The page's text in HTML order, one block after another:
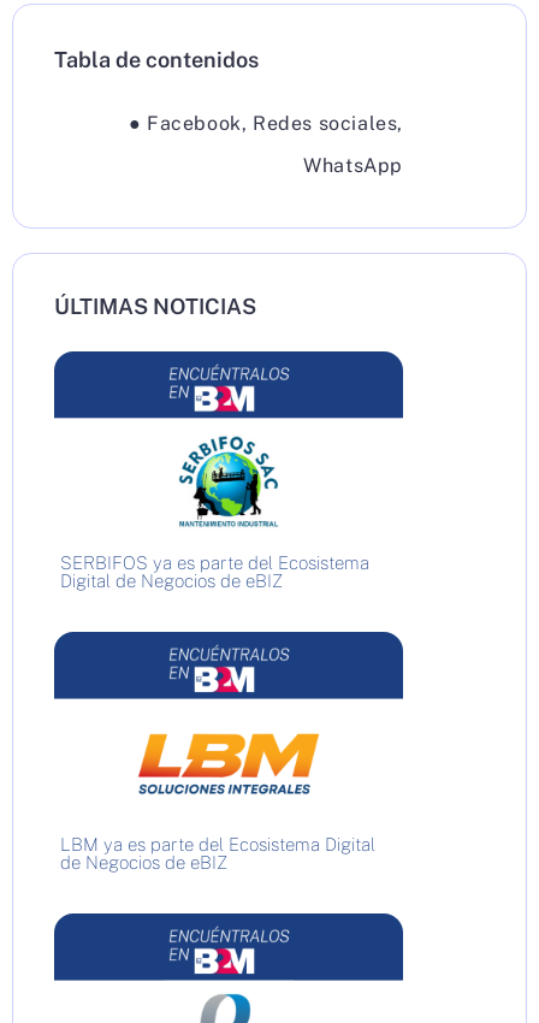
Tabla de contenidos
● Facebook, Redes sociales,
WhatsApp
ÚLTIMAS NOTICIAS
SERBIFOS ya es parte del Ecosistema
Digital de Negocios de eBIZ
LBM ya es parte del Ecosistema Digital
de Negocios de eBIZ